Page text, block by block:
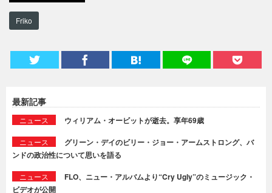
Friko
最新記事
ニュース ウィリアム・オービットが逝去。享年69歳
ニュース
グリーン・デイのビリー・ジョー・アームストロング、バ
ンドの政治性について思いを語る
ニュース
FLO、ニュー・アルバムより“Cry Ugly”のミュージック・
ビデオが公開